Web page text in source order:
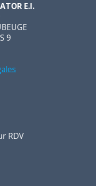
E.I.
9
RDV